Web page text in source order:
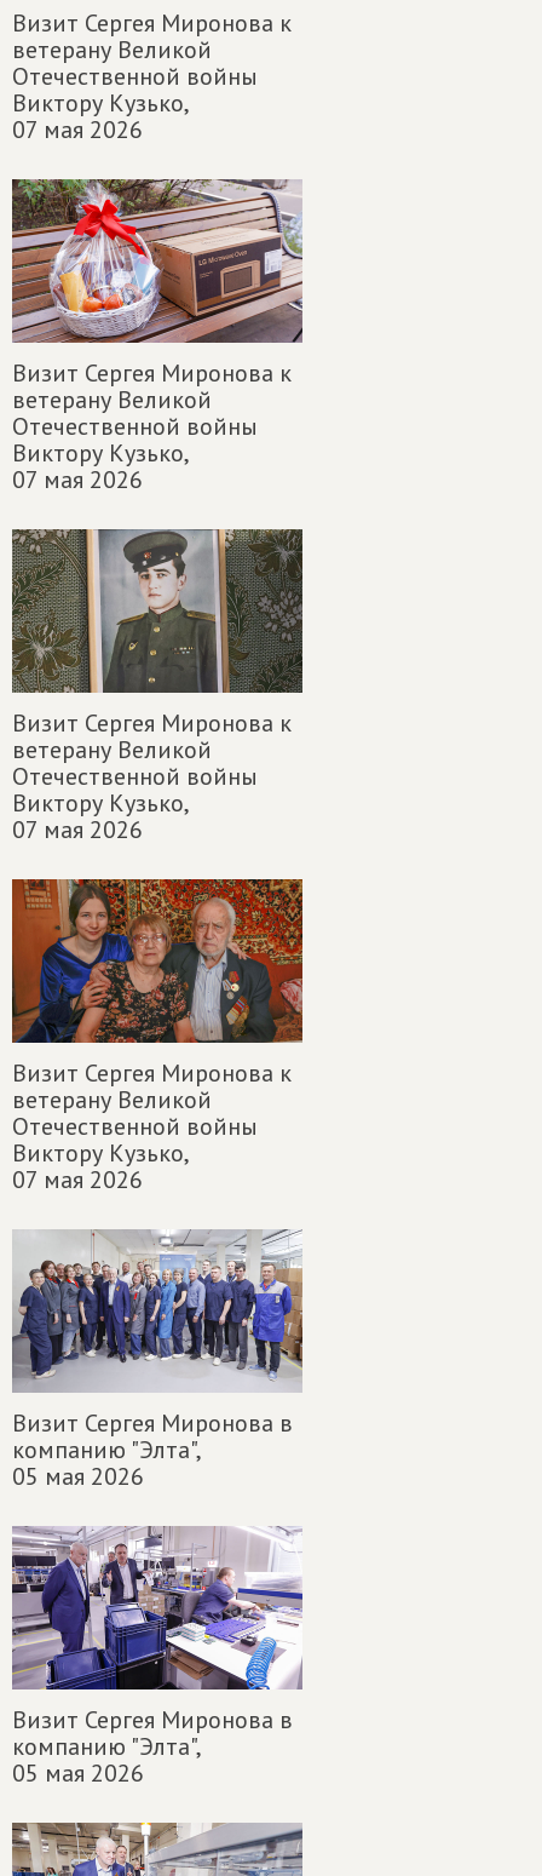
Визит Сергея Миронова к
ветерану Великой
Отечественной войны
Виктору Кузько,
07 мая 2026
Визит Сергея Миронова к
ветерану Великой
Отечественной войны
Виктору Кузько,
07 мая 2026
Визит Сергея Миронова к
ветерану Великой
Отечественной войны
Виктору Кузько,
07 мая 2026
Визит Сергея Миронова к
ветерану Великой
Отечественной войны
Виктору Кузько,
07 мая 2026
Визит Сергея Миронова в
компанию "Элта",
05 мая 2026
Визит Сергея Миронова в
компанию "Элта",
05 мая 2026